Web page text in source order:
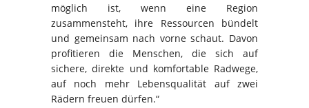
möglich ist, wenn eine Region
zusammensteht, ihre Ressourcen bündelt
und gemeinsam nach vorne schaut. Davon
profitieren die Menschen, die sich auf
sichere, direkte und komfortable Radwege,
auf noch mehr Lebensqualität auf zwei
Rädern freuen dürfen.“